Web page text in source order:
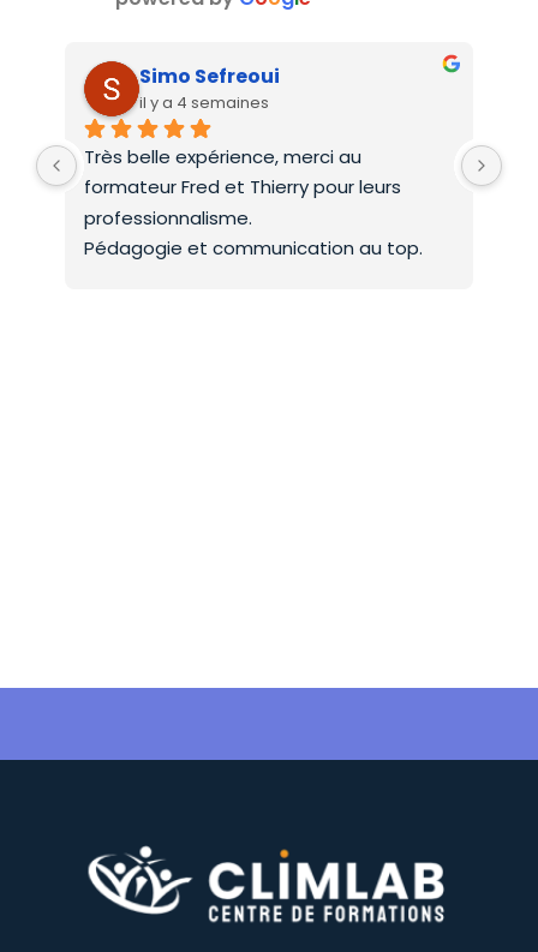
Simo Sefreoui
il y a 4 semaines
Très belle expérience, merci au
formateur Fred et Thierry pour leurs
professionnalisme.
Pédagogie et communication au top.